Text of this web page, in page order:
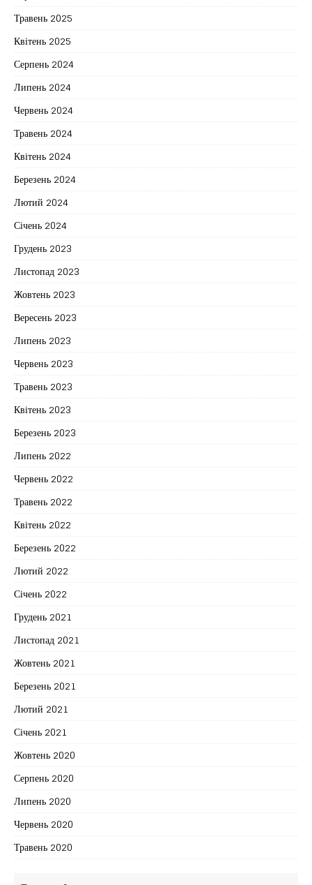
Травень 2025
Квітень 2025
Серпень 2024
Липень 2024
Червень 2024
Травень 2024
Квітень 2024
Березень 2024
Лютий 2024
Січень 2024
Грудень 2023
Листопад 2023
Жовтень 2023
Вересень 2023
Липень 2023
Червень 2023
Травень 2023
Квітень 2023
Березень 2023
Липень 2022
Червень 2022
Травень 2022
Квітень 2022
Березень 2022
Лютий 2022
Січень 2022
Грудень 2021
Листопад 2021
Жовтень 2021
Березень 2021
Лютий 2021
Січень 2021
Жовтень 2020
Серпень 2020
Липень 2020
Червень 2020
Травень 2020